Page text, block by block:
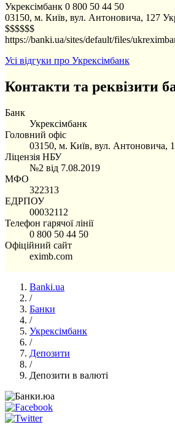
Укрексімбанк 0 800 50 44 50
03150, м. Київ, вул. Антоновича, 127
$$$$$$
https://banki.ua/sites/default/files/
Усі відгуки про Укрексімбанк
Контакти та реквізити
Банк
Укрексімбанк
Головний офіс
03150, м. Київ, вул. Антоновича,
Ліцензія НБУ
№2 від 7.08.2019
МФО
322313
ЕДРПОУ
00032112
Телефон гарячої лінії
0 800 50 44 50
Офіційний сайт
eximb.com
Banki.ua
/
Банки
/
Укрексімбанк
/
Депозити
/
Депозити в валюті